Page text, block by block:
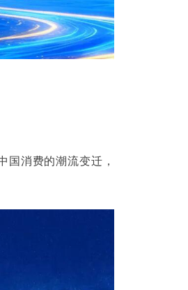
消费的潮流变迁，